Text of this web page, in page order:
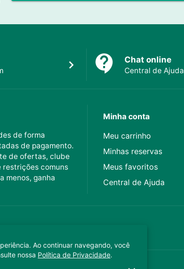
Chat online
Central de Ajuda
de forma
de pagamento.
de ofertas, clube
restrições comuns
menos, ganha
Minha conta
Meu carrinho
Minhas reservas
Meus favoritos
Central de Ajuda
Ao continuar navegando, você
nossa Política de Privacidade.